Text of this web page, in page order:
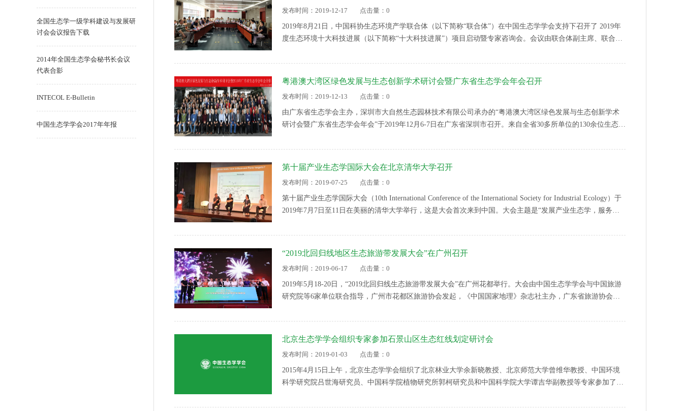
全国生态学一级学科建设与发展研
讨会会议报告下载
2014年全国生态学会秘书长会议
代表合影
INTECOL E-Bulletin
中国生态学学会2017年年报
发布时间：2019-12-17 点击量：0
2019年8月21日，中国科协生态环境产学联合体（以下简称“联合体”）在中国生态学学会支持下召开了 2019年
度生态环境十大科技进展（以下简称“十大科技进展”）项目启动暨专家咨询会。会议由联合体副主席、联合体
位推荐的20余名专家和中国科协学会学术部改革发展处党锋处长参加了座谈与项目咨询。
粤港澳大湾区绿色发展与生态创新学术研讨会暨广东省生态学会年会召开
发布时间：2019-12-13 点击量：0
由广东省生态学会主办，深圳市大自然生态园林技术有限公司承办的“粤港澳大湾区绿色发展与生态创新学术
研讨会暨广东省生态学会年会”于2019年12月6-7日在广东省深圳市召开。来自全省30多所单位的130余位生态学
推动粤港澳大湾区的绿色发展与生态创新，建设美丽，富饶，宜居的大湾区出谋划策。
第十届产业生态学国际大会在北京清华大学召开
发布时间：2019-07-25 点击量：0
第十届产业生态学国际大会（10th International Conference of the International Society for Industrial Ecology）于
2019年7月7日至11日在美丽的清华大学举行，这是大会首次来到中国。大会主题是“发展产业生态学，服务生
态学会、日本土木学会、韩国产业生态学会和环境模拟与污染控制国家重点联合实验室协办，
“2019北回归线地区生态旅游带发展大会”在广州召开
发布时间：2019-06-17 点击量：0
2019年5月18-20日，“2019北回归线生态旅游带发展大会”在广州花都举行。大会由中国生态学学会与中国旅游
研究院等6家单位联合指导，广州市花都区旅游协会发起，《中国国家地理》杂志社主办，广东省旅游协会等
了会议。 本次大会设置“2019北回归线生态旅游带发展峰会”、“2019北回归线地区生态文明建设与乡村振兴学
术论坛”、“2019北回归线生态旅游资源推介与经验分享会”和“2019【北回归线上的足迹】户外嘉年华”四大板
块。
北京生态学学会组织专家参加石景山区生态红线划定研讨会
发布时间：2019-01-03 点击量：0
2015年4月15日上午，北京生态学学会组织了北京林业大学余新晓教授、北京师范大学曾维华教授、中国环境
科学研究院吕世海研究员、中国科学院植物研究所郭柯研究员和中国科学院大学谭吉华副教授等专家参加了北
长、吴景义副局长，以及石景山区发展改革委、规划、